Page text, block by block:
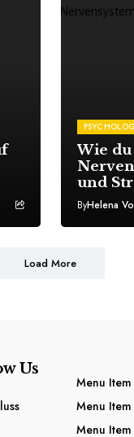
Wie
und
sofort
ByHelena
Load More
Us
Menu
Menu
Menu